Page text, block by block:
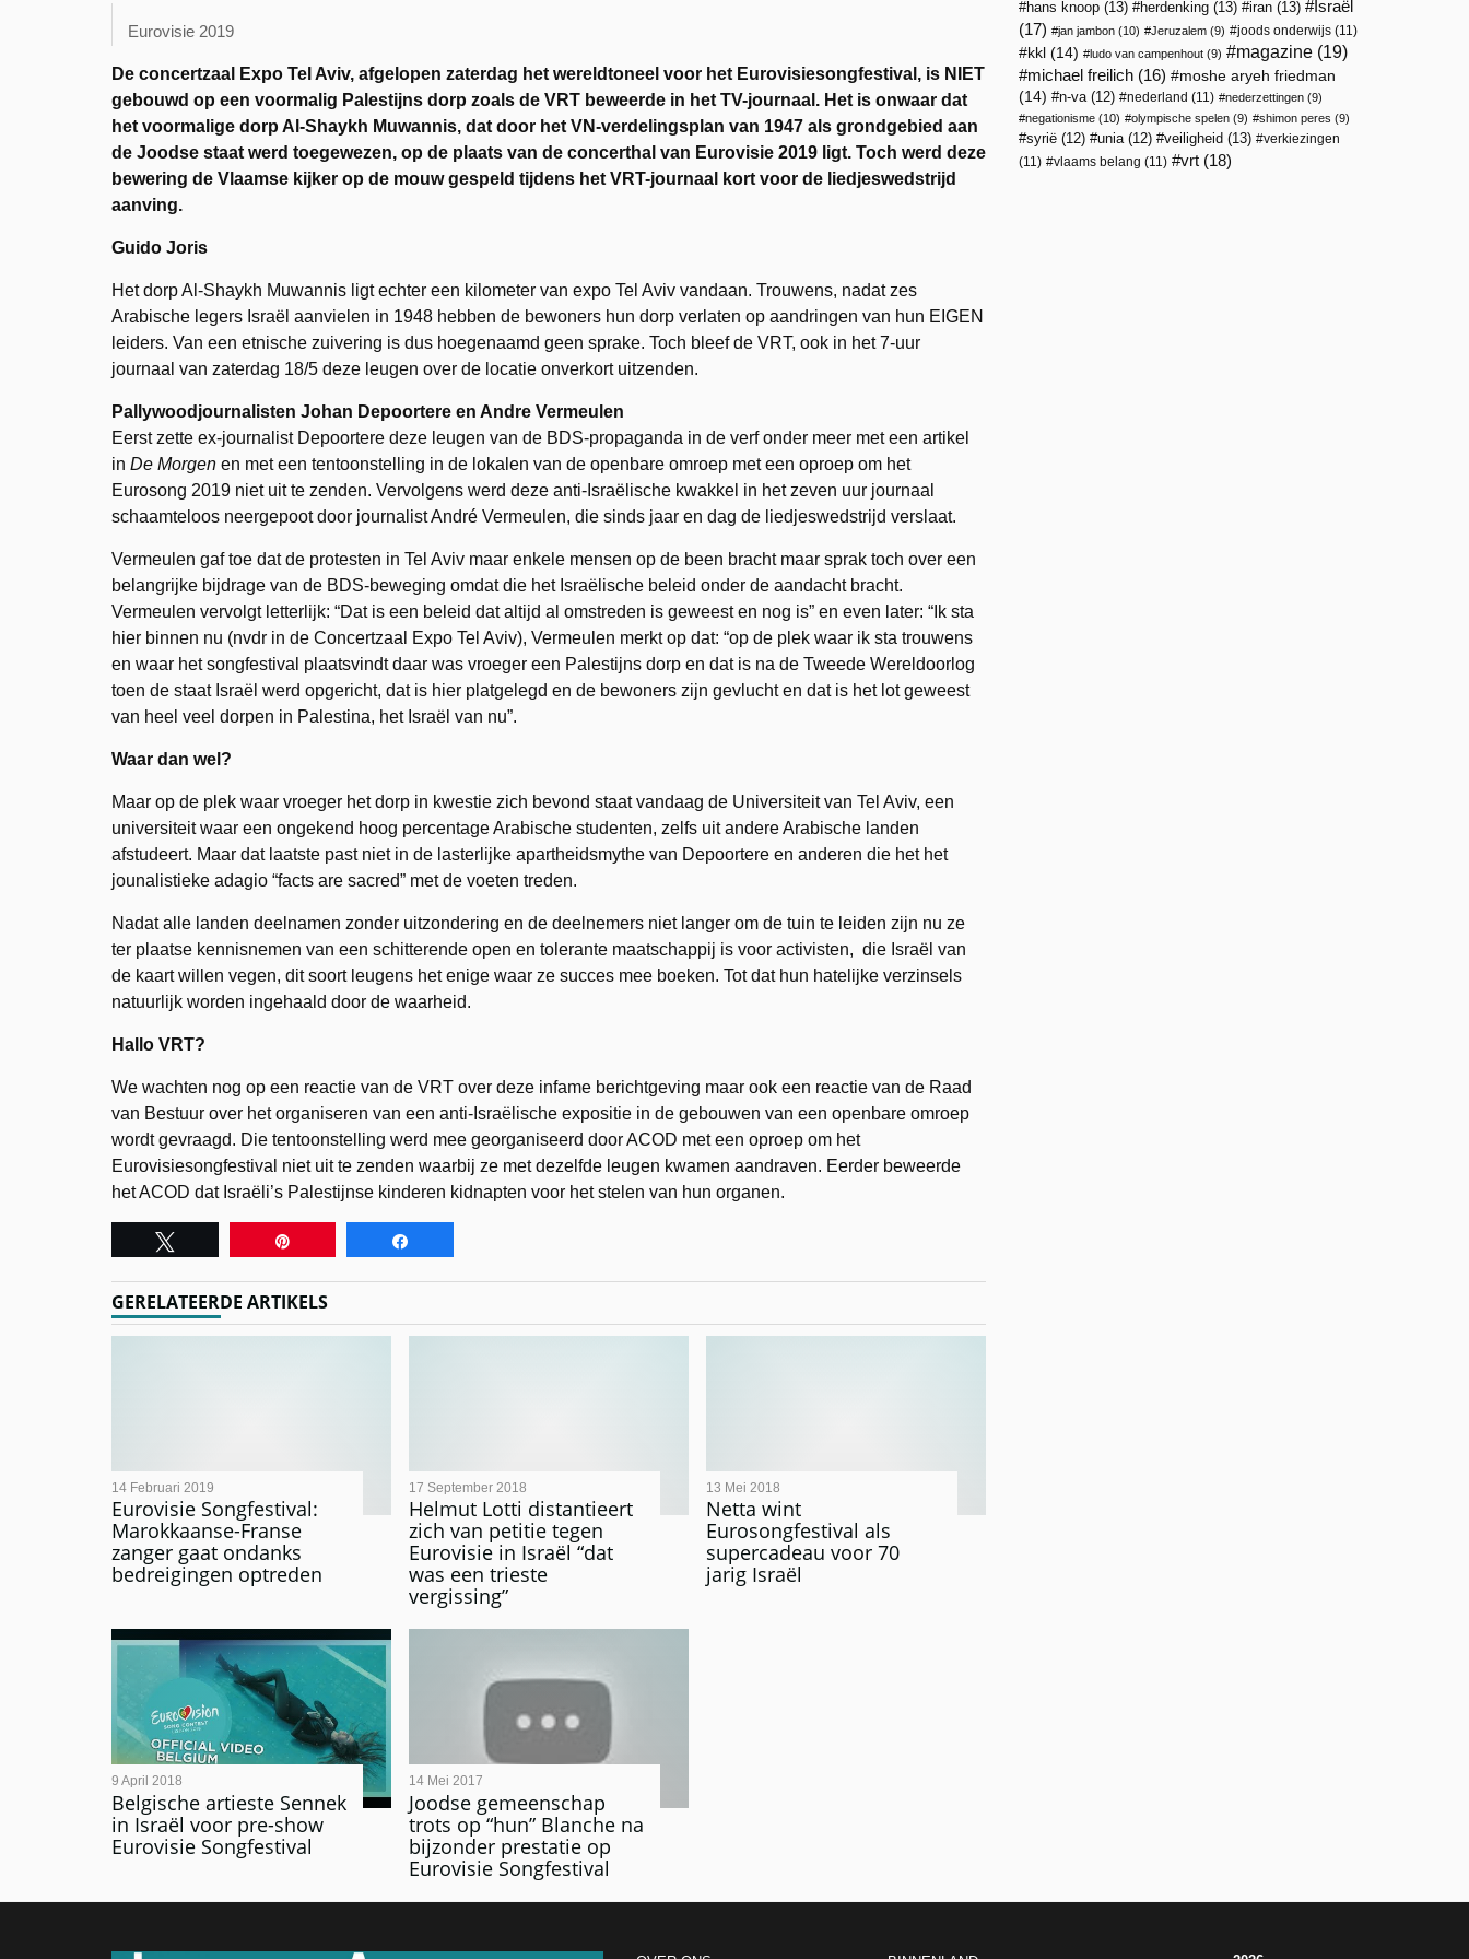
Eurovisie 2019
De concertzaal Expo Tel Aviv, afgelopen zaterdag het wereldtoneel voor het Eurovisiesongfestival, is NIET
gebouwd op een voormalig Palestijns dorp zoals de VRT beweerde in het TV-journaal. Het is onwaar dat
het voormalige dorp Al-Shaykh Muwannis, dat door het VN-verdelingsplan van 1947 als grondgebied aan
de Joodse staat werd toegewezen, op de plaats van de concerthal van Eurovisie 2019 ligt. Toch werd deze
bewering de Vlaamse kijker op de mouw gespeld tijdens het VRT-journaal kort voor de liedjeswedstrijd
aanving.
Guido Joris
Het dorp Al-Shaykh Muwannis ligt echter een kilometer van expo Tel Aviv vandaan. Trouwens, nadat zes
Arabische legers Israël aanvielen in 1948 hebben de bewoners hun dorp verlaten op aandringen van hun EIGEN
leiders. Van een etnische zuivering is dus hoegenaamd geen sprake. Toch bleef de VRT, ook in het 7-uur
journaal van zaterdag 18/5 deze leugen over de locatie onverkort uitzenden.
Pallywoodjournalisten Johan Depoortere en Andre Vermeulen
Eerst zette ex-journalist Depoortere deze leugen van de BDS-propaganda in de verf onder meer met een artikel
in De Morgen en met een tentoonstelling in de lokalen van de openbare omroep met een oproep om het
Eurosong 2019 niet uit te zenden. Vervolgens werd deze anti-Israëlische kwakkel in het zeven uur journaal
schaamteloos neergepoot door journalist André Vermeulen, die sinds jaar en dag de liedjeswedstrijd verslaat.
Vermeulen gaf toe dat de protesten in Tel Aviv maar enkele mensen op de been bracht maar sprak toch over een
belangrijke bijdrage van de BDS-beweging omdat die het Israëlische beleid onder de aandacht bracht.
Vermeulen vervolgt letterlijk: “Dat is een beleid dat altijd al omstreden is geweest en nog is” en even later: “Ik sta
hier binnen nu (nvdr in de Concertzaal Expo Tel Aviv), Vermeulen merkt op dat: “op de plek waar ik sta trouwens
en waar het songfestival plaatsvindt daar was vroeger een Palestijns dorp en dat is na de Tweede Wereldoorlog
toen de staat Israël werd opgericht, dat is hier platgelegd en de bewoners zijn gevlucht en dat is het lot geweest
van heel veel dorpen in Palestina, het Israël van nu”.
Waar dan wel?
Maar op de plek waar vroeger het dorp in kwestie zich bevond staat vandaag de Universiteit van Tel Aviv, een
universiteit waar een ongekend hoog percentage Arabische studenten, zelfs uit andere Arabische landen
afstudeert. Maar dat laatste past niet in de lasterlijke apartheidsmythe van Depoortere en anderen die het het
jounalistieke adagio “facts are sacred” met de voeten treden.
Nadat alle landen deelnamen zonder uitzondering en de deelnemers niet langer om de tuin te leiden zijn nu ze
ter plaatse kennisnemen van een schitterende open en tolerante maatschappij is voor activisten, die Israël van
de kaart willen vegen, dit soort leugens het enige waar ze succes mee boeken. Tot dat hun hatelijke verzinsels
natuurlijk worden ingehaald door de waarheid.
Hallo VRT?
We wachten nog op een reactie van de VRT over deze infame berichtgeving maar ook een reactie van de Raad
van Bestuur over het organiseren van een anti-Israëlische expositie in de gebouwen van een openbare omroep
wordt gevraagd. Die tentoonstelling werd mee georganiseerd door ACOD met een oproep om het
Eurovisiesongfestival niet uit te zenden waarbij ze met dezelfde leugen kwamen aandraven. Eerder beweerde
het ACOD dat Israëli’s Palestijnse kinderen kidnapten voor het stelen van hun organen.
GERELATEERDE ARTIKELS
Eurovisie Songfestival:
Marokkaanse-Franse
zanger gaat ondanks
bedreigingen optreden
14 Februari 2019
Helmut Lotti distantieert
zich van petitie tegen
Eurovisie in Israël “dat
was een trieste
vergissing”
17 September 2018
Netta wint
Eurosongfestival als
supercadeau voor 70
jarig Israël
13 Mei 2018
Belgische artieste Sennek
in Israël voor pre-show
Eurovisie Songfestival
9 April 2018
Joodse gemeenschap
trots op “hun” Blanche na
bijzonder prestatie op
Eurovisie Songfestival
14 Mei 2017
hans knoop (13) herdenking (13) iran (13)
Israël
(17)
jan jambon (10) Jeruzalem (9) joods onderwijs (11)
kkl (14) ludo van campenhout (9) magazine (19)
michael freilich (16)
moshe aryeh friedman
(14)
n-va(12) nederland (11) nederzettingen (9)
negationisme (10) olympische spelen (9) shimon peres (9)
syrië (12) unia(12) veiligheid (13)
verkiezingen
(11)
vlaams belang (11) vrt (18)